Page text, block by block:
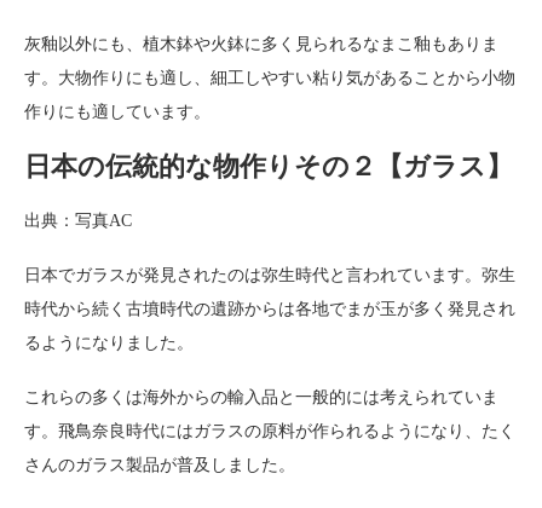
灰釉以外にも、植木鉢や火鉢に多く見られるなまこ釉もありま
す。大物作りにも適し、細工しやすい粘り気があることから小物
作りにも適しています。
日本の伝統的な物作りその２【ガラス】
出典：写真AC
日本でガラスが発見されたのは弥生時代と言われています。弥生
時代から続く古墳時代の遺跡からは各地でまが玉が多く発見され
るようになりました。
これらの多くは海外からの輸入品と一般的には考えられていま
す。飛鳥奈良時代にはガラスの原料が作られるようになり、たく
さんのガラス製品が普及しました。